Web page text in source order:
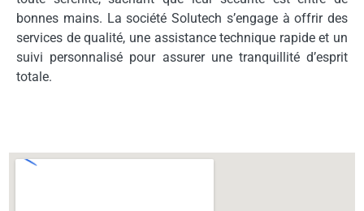
bonnes mains. La société Solutech s’engage à offrir des
services de qualité, une assistance technique rapide et un
suivi personnalisé pour assurer une tranquillité d’esprit
totale.